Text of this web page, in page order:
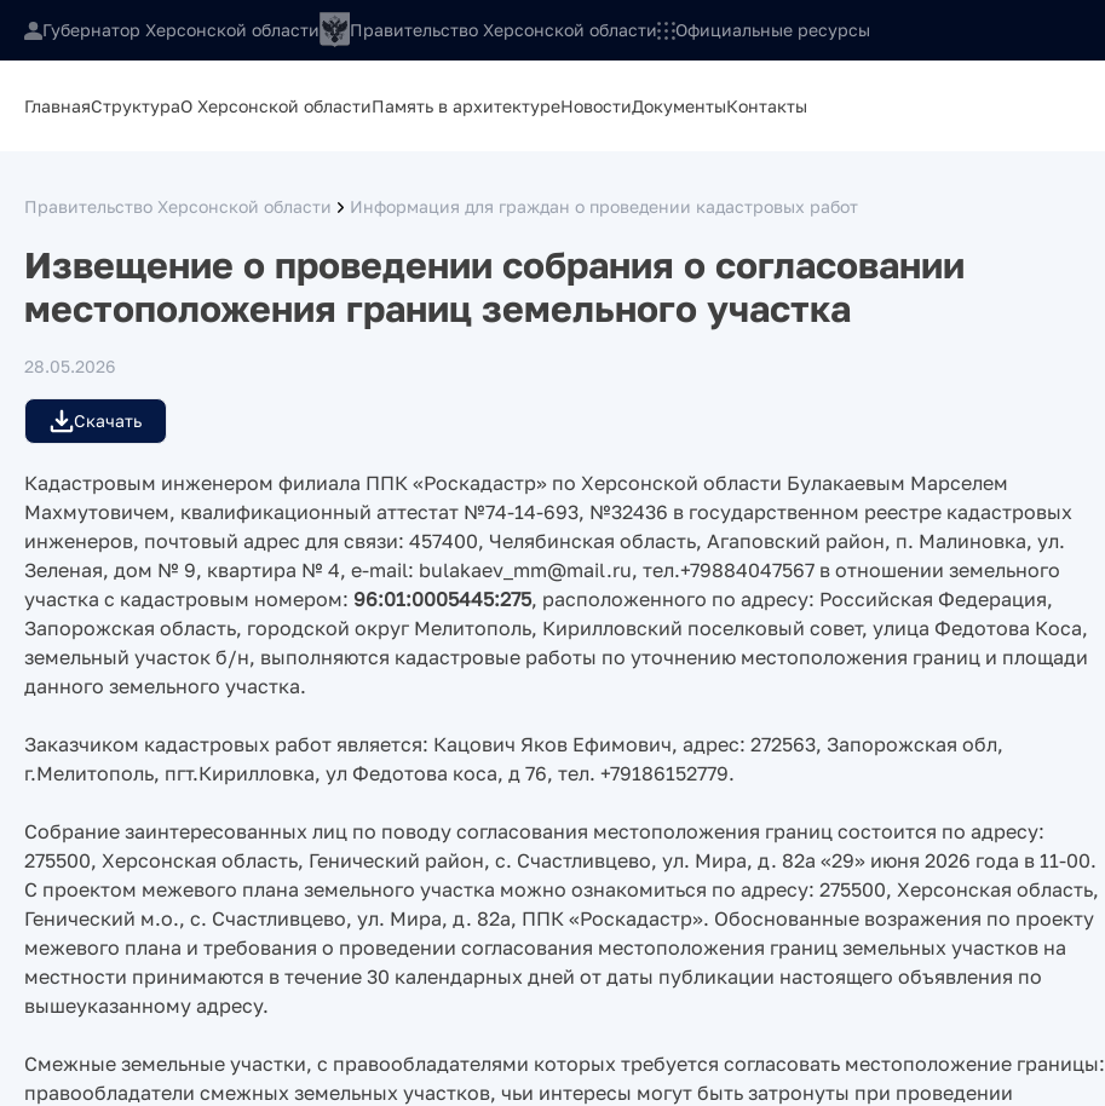
Губернатор Херсонской области Правительство Херсонской области Официальные ресурсы
ГлавнаяСтруктураО Херсонской областиПамять в архитектуреНовостиДокументыКонтакты
Правительство Херсонской области Информация для граждан о проведении кадастровых работ
Извещение о проведении собрания о согласовании
местоположения границ земельного участка
28.05.2026
Скачать
Кадастровым инженером филиала ППК «Роскадастр» по Херсонской области Булакаевым Марселем
Махмутовичем, квалификационный аттестат №74-14-693, №32436 в государственном реестре кадастровых
инженеров, почтовый адрес для связи: 457400, Челябинская область, Агаповский район, п. Малиновка, ул.
Зеленая, дом № 9, квартира № 4, e-mail: bulakaev_mm@mail.ru, тел.+79884047567 в отношении земельного
участка с кадастровым номером: 96:01:0005445:275, расположенного по адресу: Российская Федерация,
Запорожская область, городской округ Мелитополь, Кирилловский поселковый совет, улица Федотова Коса,
земельный участок б/н, выполняются кадастровые работы по уточнению местоположения границ и площади
данного земельного участка.
Заказчиком кадастровых работ является: Кацович Яков Ефимович, адрес: 272563, Запорожская обл,
г.Мелитополь, пгт.Кирилловка, ул Федотова коса, д 76, тел. +79186152779.
Собрание заинтересованных лиц по поводу согласования местоположения границ состоится по адресу:
275500, Херсонская область, Генический район, с. Счастливцево, ул. Мира, д. 82а «29» июня 2026 года в 11-00.
С проектом межевого плана земельного участка можно ознакомиться по адресу: 275500, Херсонская область,
Генический м.о., с. Счастливцево, ул. Мира, д. 82а, ППК «Роскадастр». Обоснованные возражения по проекту
межевого плана и требования о проведении согласования местоположения границ земельных участков на
местности принимаются в течение 30 календарных дней от даты публикации настоящего объявления по
вышеуказанному адресу.
Смежные земельные участки, с правообладателями которых требуется согласовать местоположение границы:
правообладатели смежных земельных участков, чьи интересы могут быть затронуты при проведении